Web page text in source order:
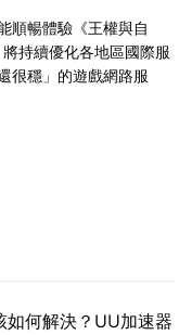
順暢體驗《王權與自
將持續優化各地區國際服
很穩」的遊戲網路服
如何解決？UU加速器